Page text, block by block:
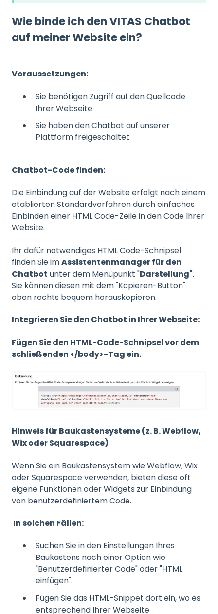
Wie binde ich den VITAS Chatbot
auf meiner Website ein?
Voraussetzungen:
Sie benötigen Zugriff auf den Quellcode
Ihrer Webseite
Sie haben den Chatbot auf unserer
Plattform freigeschaltet
Chatbot-Code finden:
Die Einbindung auf der Website erfolgt nach einem
etablierten Standardverfahren durch einfaches
Einbinden einer HTML Code-Zeile in den Code Ihrer
Website.
Ihr dafür notwendiges HTML Code-Schnipsel
finden Sie imAssistentenmanager für den
Chatbot unter dem Menüpunkt "Darstellung".
Sie können diesen mit dem "Kopieren-Button"
oben rechts bequem herauskopieren.
Integrieren Sie den Chatbot in Ihrer Webseite:
Fügen Sie den HTML-Code-Schnipsel vor dem
schließenden </body>-Tag ein.
Hinweis für Baukastensysteme (z. B. Webflow,
Wix oder Squarespace)
Wenn Sie ein Baukastensystem wie Webflow, Wix
oder Squarespace verwenden, bieten diese oft
eigene Funktionen oder Widgets zur Einbindung
von benutzerdefiniertem Code.
In solchen Fällen:
Suchen Sie in den Einstellungen Ihres
Baukastens nach einer Option wie
"Benutzerdefinierter Code" oder "HTML
einfügen".
Fügen Sie das HTML-Snippet dort ein, wo es
entsprechend Ihrer Webseite